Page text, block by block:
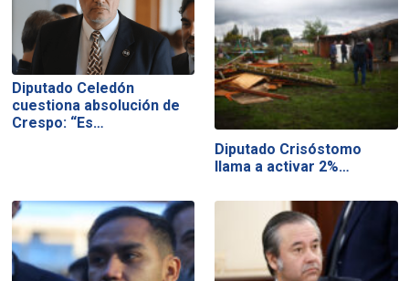
Diputado Celedón
cuestiona absolución de
Crespo: “Es…
Diputado Crisóstomo
llama a activar 2%…